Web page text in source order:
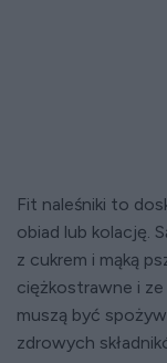
Fit naleśniki to
obiad lub kolację.
z cukrem i mąką
ciężkostrawne i
muszą być
zdrowych